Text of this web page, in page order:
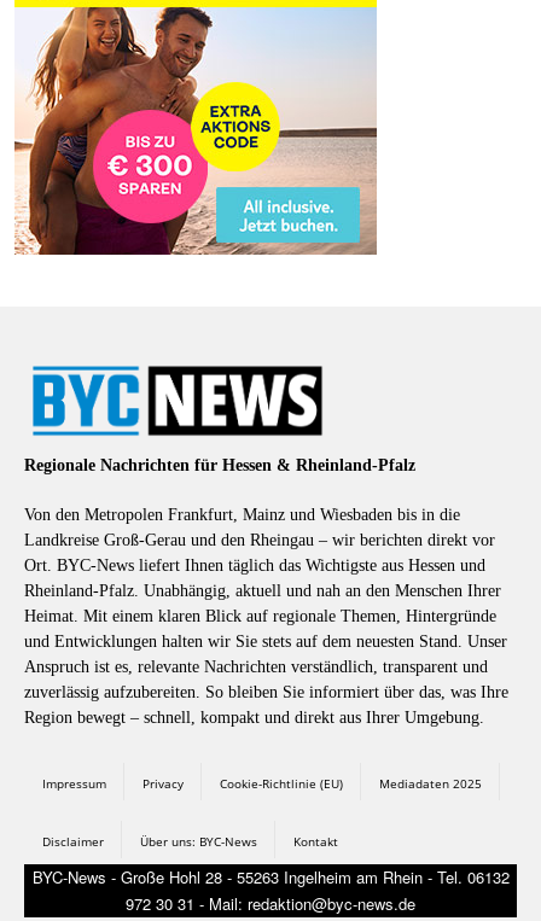
Regionale Nachrichten für Hessen & Rheinland-Pfalz
Von den Metropolen Frankfurt, Mainz und Wiesbaden bis in die
Landkreise Groß-Gerau und den Rheingau – wir berichten direkt vor
Ort. BYC-News liefert Ihnen täglich das Wichtigste aus Hessen und
Rheinland-Pfalz. Unabhängig, aktuell und nah an den Menschen Ihrer
Heimat. Mit einem klaren Blick auf regionale Themen, Hintergründe
und Entwicklungen halten wir Sie stets auf dem neuesten Stand. Unser
Anspruch ist es, relevante Nachrichten verständlich, transparent und
zuverlässig aufzubereiten. So bleiben Sie informiert über das, was Ihre
Region bewegt – schnell, kompakt und direkt aus Ihrer Umgebung.
Impressum Privacy Cookie-Richtlinie (EU) Mediadaten 2025
Disclaimer Über uns: BYC-News Kontakt
BYC-News - Große Hohl 28 - 55263 Ingelheim am Rhein - Tel. 06132
972 30 31 - Mail: redaktion@byc-news.de